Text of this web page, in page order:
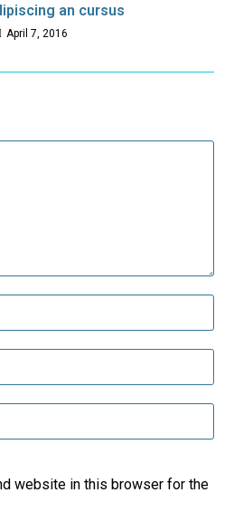
an cursus
April 7, 2016
website in this browser for the